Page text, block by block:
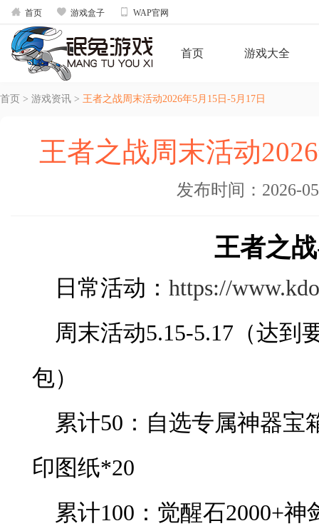
 首页  游戏盒子  WAP官网
首页 游戏大全
首页 > 游戏资讯 > 王者之战周末活动2026年5月15日-5月17日
王者之战周末活动
发布时间：2026-
王者之
日常活动： https://
周末活动5.15-5.17（达到
包）
累计50：自选专属神器宝
印图纸*20
累计100：觉醒石2000+